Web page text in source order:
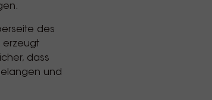
des
erzeugt
dass
und